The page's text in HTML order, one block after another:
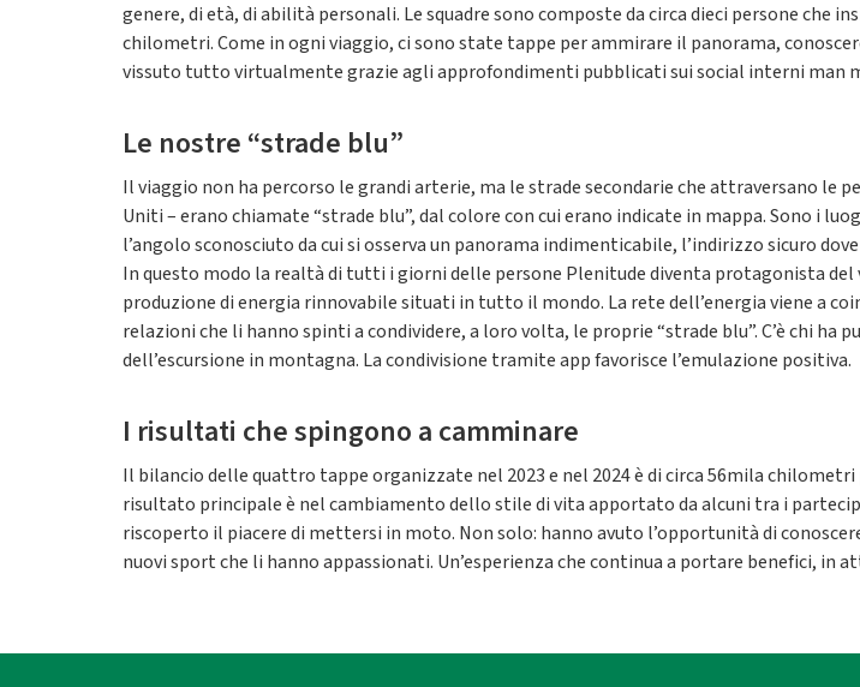
genere, di età, di abilità personali. Le squadre sono composte da circa dieci persone
chilometri. Come in ogni viaggio, ci sono state tappe per ammirare il panorama,
vissuto tutto virtualmente grazie agli approfondimenti pubblicati sui social interni man
Le nostre “strade blu”
Il viaggio non ha percorso le grandi arterie, ma le strade secondarie che attraversano le
Uniti – erano chiamate “strade blu”, dal colore con cui erano indicate in mappa. Sono i
l’angolo sconosciuto da cui si osserva un panorama indimenticabile, l’indirizzo sicuro
In questo modo la realtà di tutti i giorni delle persone Plenitude diventa protagonista
produzione di energia rinnovabile situati in tutto il mondo. La rete dell’energia viene a
relazioni che li hanno spinti a condividere, a loro volta, le proprie “strade blu”. C’è chi
dell’escursione in montagna. La condivisione tramite app favorisce l’emulazione positiva.
I risultati che spingono a camminare
Il bilancio delle quattro tappe organizzate nel 2023 e nel 2024 è di circa 56mila
risultato principale è nel cambiamento dello stile di vita apportato da alcuni tra i
riscoperto il piacere di mettersi in moto. Non solo: hanno avuto l’opportunità di
nuovi sport che li hanno appassionati. Un’esperienza che continua a portare benefici, in